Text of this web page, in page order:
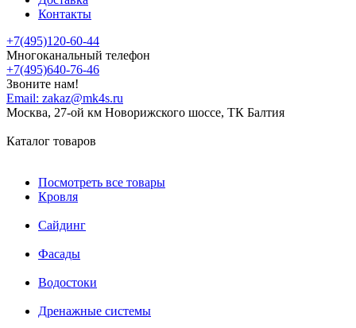
Контакты
+7(495)120-60-44
Многоканальный телефон
+7(495)640-76-46
Звоните нам!
Email: zakaz@mk4s.ru
Москва, 27-ой км Новорижского шоссе, ТК Балтия
Каталог товаров
Посмотреть все товары
Кровля
Сайдинг
Фасады
Водостоки
Дренажные системы